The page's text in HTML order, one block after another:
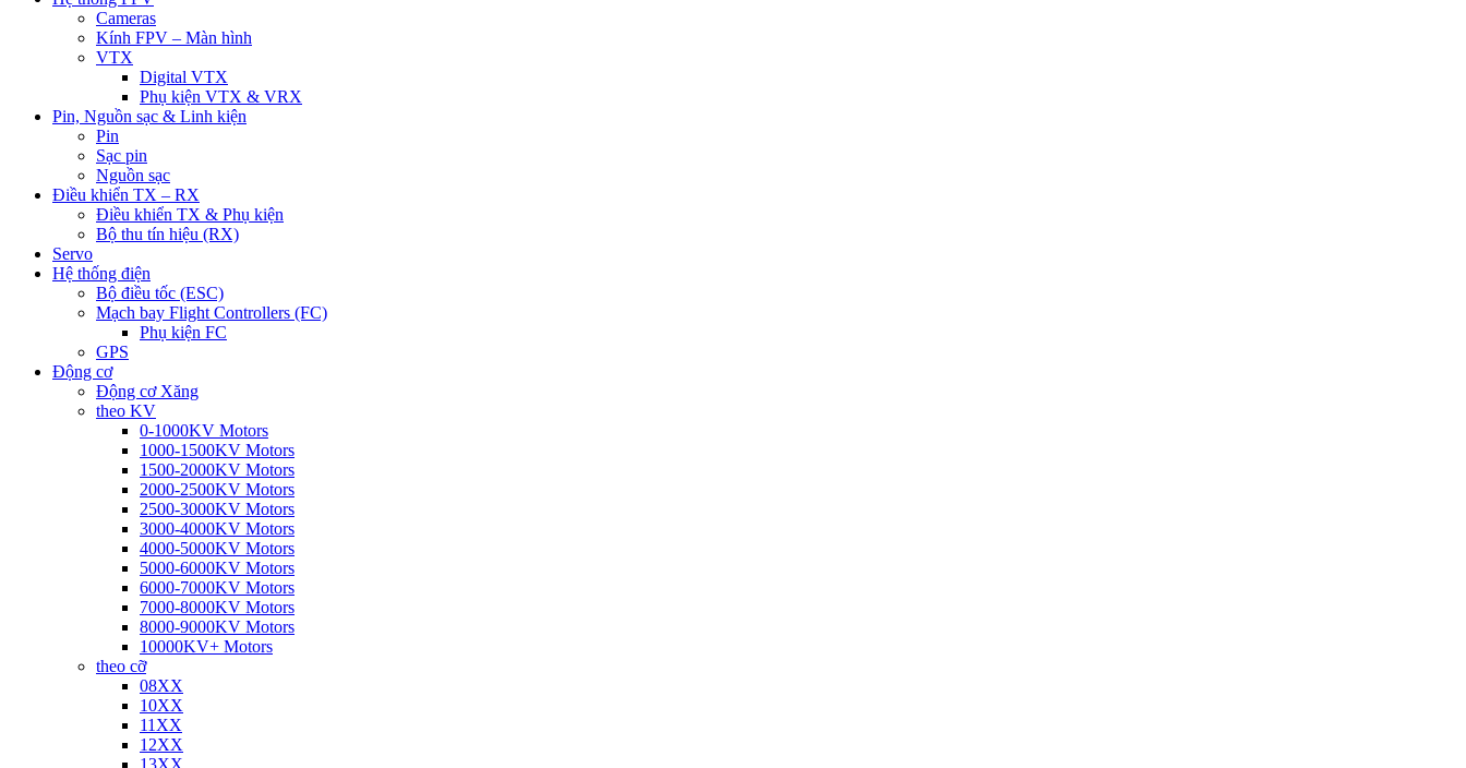
Cameras
Kính FPV – Màn hình
VTX
Digital VTX
Phụ kiện VTX & VRX
Pin, Nguồn sạc & Linh kiện
Pin
Sạc pin
Nguồn sạc
Điều khiển TX – RX
Điều khiển TX & Phụ kiện
Bộ thu tín hiệu (RX)
Servo
Hệ thống điện
Bộ điều tốc (ESC)
Mạch bay Flight Controllers (FC)
Phụ kiện FC
GPS
Động cơ
Động cơ Xăng
theo KV
0-1000KV Motors
1000-1500KV Motors
1500-2000KV Motors
2000-2500KV Motors
2500-3000KV Motors
3000-4000KV Motors
4000-5000KV Motors
5000-6000KV Motors
6000-7000KV Motors
7000-8000KV Motors
8000-9000KV Motors
10000KV+ Motors
theo cỡ
08XX
10XX
11XX
12XX